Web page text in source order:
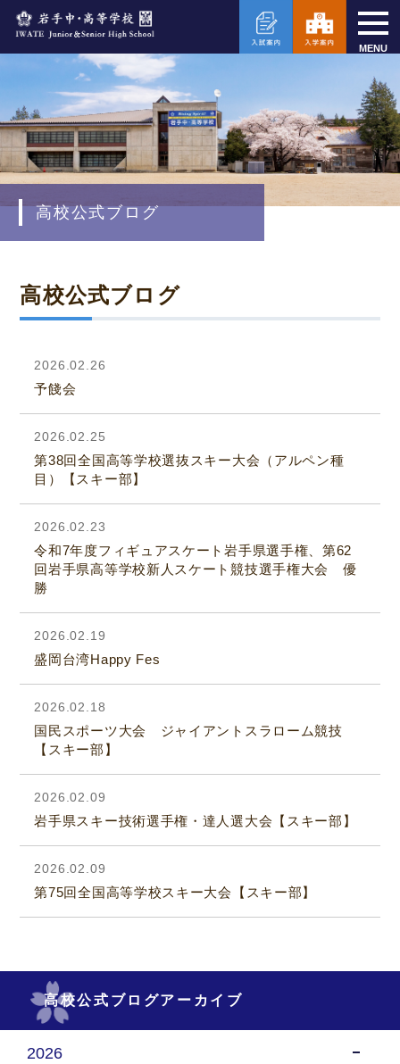
MENU
高校公式ブログ
高校公式ブログ
2026.02.26
予餞会
2026.02.25
第38回全国高等学校選抜スキー大会（アルペン種
目）【スキー部】
2026.02.23
令和7年度フィギュアスケート岩手県選手権、第62
回岩手県高等学校新人スケート競技選手権大会 優
勝
2026.02.19
盛岡台湾Happy Fes
2026.02.18
国民スポーツ大会 ジャイアントスラローム競技
【スキー部】
2026.02.09
岩手県スキー技術選手権・達人選大会【スキー部】
2026.02.09
第75回全国高等学校スキー大会【スキー部】
高校公式ブログアーカイブ
2026